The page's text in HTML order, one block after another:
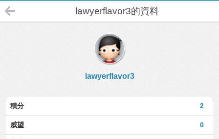
lawyerflavor3的資料
lawyerflavor3
2
積分
0
威望